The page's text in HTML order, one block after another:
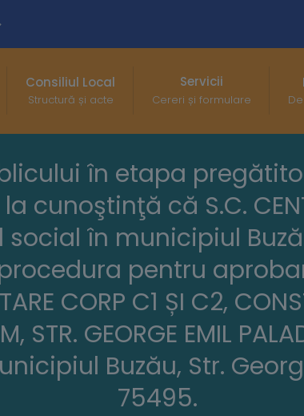
Consiliul Local
Structură și acte
Servicii
Cereri și formulare
în etapa
că S.C.
social în municipiul
pentru
CORP C1 ȘI C2,
STR. GEORGE EMIL
Buzău, Str.
75495.